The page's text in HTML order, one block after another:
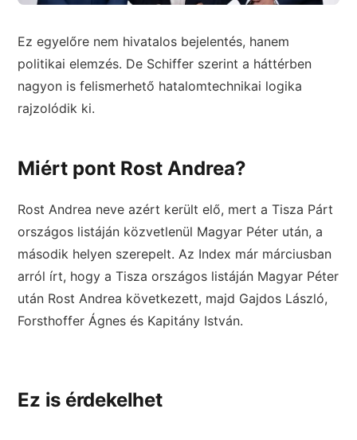
Ez egyelőre nem hivatalos bejelentés, hanem
politikai elemzés. De Schiffer szerint a háttérben
nagyon is felismerhető hatalomtechnikai logika
rajzolódik ki.
Miért pont Rost Andrea?
Rost Andrea neve azért került elő, mert a Tisza Párt
országos listáján közvetlenül Magyar Péter után, a
második helyen szerepelt. Az Index már márciusban
arról írt, hogy a Tisza országos listáján Magyar Péter
után Rost Andrea következett, majd Gajdos László,
Forsthoffer Ágnes és Kapitány István.
Ez is érdekelhet